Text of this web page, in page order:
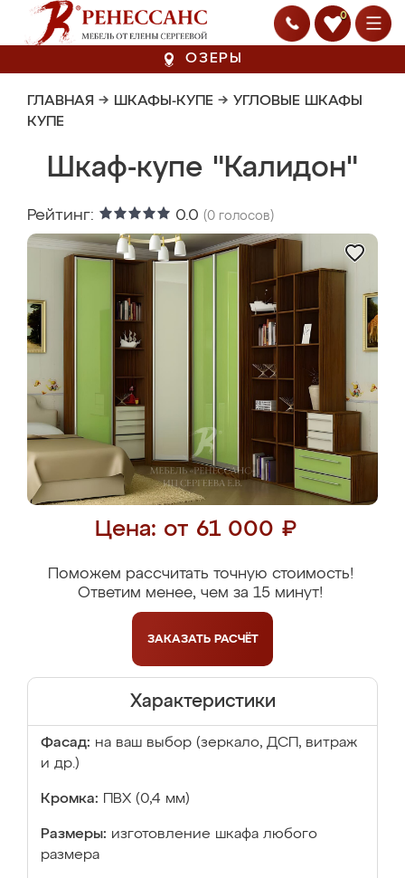
0
ОЗЕРЫ
ГЛАВНАЯ → ШКАФЫ-КУПЕ → УГЛОВЫЕ ШКАФЫ
КУПЕ
Шкаф-купе "Калидон"
Рейтинг: 0.0 (0 голосов)
Цена: от 61 000 ₽
Поможем рассчитать точную стоимость!
Ответим менее, чем за 15 минут!
ЗАКАЗАТЬ РАСЧЁТ
Характеристики
Фасад: на ваш выбор (зеркало, ДСП, витраж
и др.)
Кромка: ПВХ (0,4 мм)
Размеры: изготовление шкафа любого
размера